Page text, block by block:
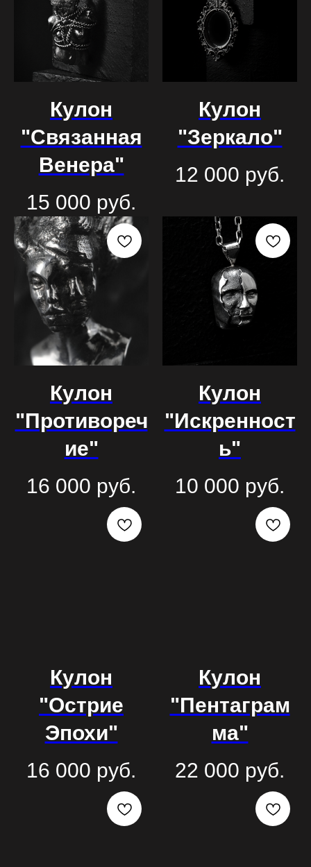
Кулон
"Связанная
Венера"
15 000 руб.
Кулон
"Зеркало"
12 000 руб.
Кулон
"Противореч
ие"
16 000 руб.
Кулон
"Искренност
ь"
10 000 руб.
Кулон
"Острие
Эпохи"
16 000 руб.
Кулон
"Пентаграм
ма"
22 000 руб.